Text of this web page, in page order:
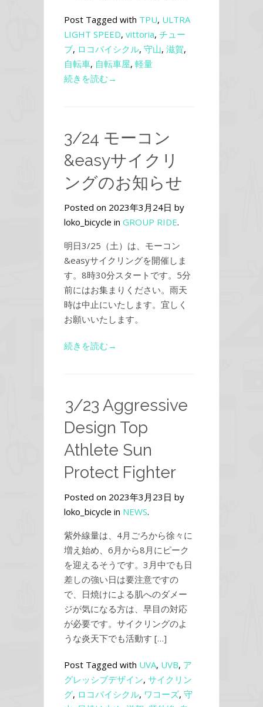
Post Tagged with TPU, ULTRA
LIGHT SPEED, vittoria, チュー
ブ, ロコバイシクル, 守山, 滋賀,
自転車, 自転車屋, 軽量
続きを読む→
3/24 モーコン
&easyサイクリ
ングのお知らせ
Posted on 2023年3月24日 by
loko_bicycle in GROUP RIDE.
明日3/25（土）は、モーコン
&easyサイクリングを開催しま
す。8時30分スタートです。5分
前にはお集まりください。雨天
時は中止にいたします。宜しく
お願いいたします。
続きを読む→
3/23 Aggressive
Design Top
Athlete Sun
Protect Fighter
Posted on 2023年3月23日 by
loko_bicycle in NEWS.
紫外線量は、4月ごろから徐々に
増え始め、6月から8月にピーク
を迎えるそうです。3月中でも日
差しの強い日は要注意ですの
で、日焼けによる肌へのダメー
ジが気になる方は、早目の対応
が必要です。サイクリングのよ
うな炎天下でも活動す […]
Post Tagged with UVA, UVB, ア
グレッシブデザイン, サイクリン
グ, ロコバイシクル, ワコーズ, 守